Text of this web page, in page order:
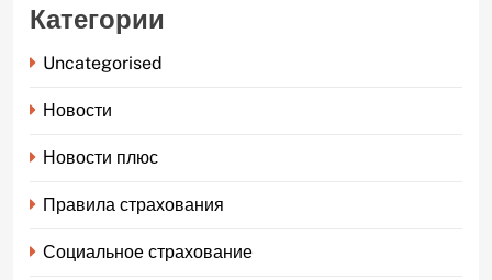
Категории
Uncategorised
Новости
Новости плюс
Правила страхования
Социальное страхование